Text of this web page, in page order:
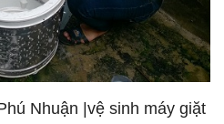
Nhuận |vệ sinh máy giặt